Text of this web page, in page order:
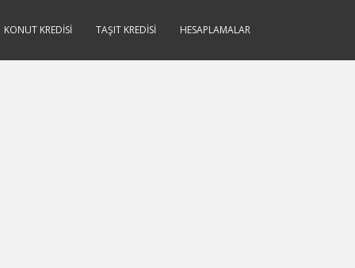
KONUT KREDISI TAŞIT KREDISI HESAPLAMALAR